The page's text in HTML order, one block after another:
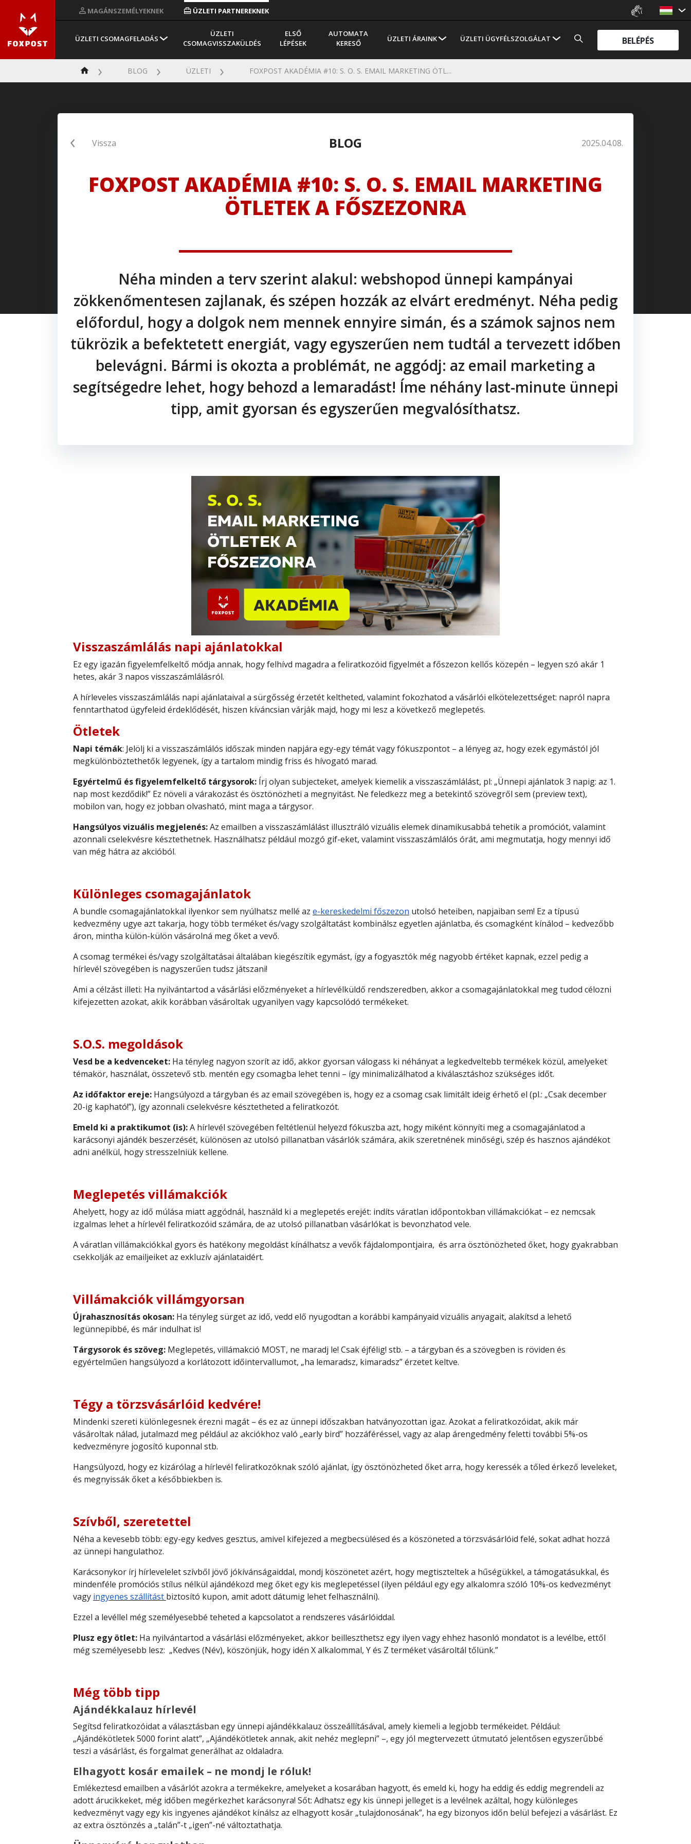
MAGÁNSZEMÉLYEKNEK ÜZLETI PARTNEREKNEK
ÜZLETI CSOMAGFELADÁS
ÜZLETI
CSOMAGVISSZAKÜLDÉS
AUTOMATA
KERESŐ
ÜZLETI ÁRAINK
ELSŐ
LÉPÉSEK
ÜZLETI ÜGYFÉLSZOLGÁLAT BELÉPÉS
BLOG ÜZLETI FOXPOST AKADÉMIA #10: S. O. S. EMAIL MARKETING ÖTL...
Vissza BLOG 2025.04.08.
FOXPOST AKADÉMIA #10: S. O. S. EMAIL MARKETING
ÖTLETEK A FŐSZEZONRA
Néha minden a terv szerint alakul: webshopod ünnepi kampányai
zökkenőmentesen zajlanak, és szépen hozzák az elvárt eredményt. Néha pedig
előfordul, hogy a dolgok nem mennek ennyire simán, és a számok sajnos nem
tükrözik a befektetett energiát, vagy egyszerűen nem tudtál a tervezett időben
belevágni. Bármi is okozta a problémát, ne aggódj: az email marketing a
segítségedre lehet, hogy behozd a lemaradást! Íme néhány last-minute ünnepi
tipp, amit gyorsan és egyszerűen megvalósíthatsz.
Visszaszámlálás napi ajánlatokkal
Ez egy igazán figyelemfelkeltő módja annak, hogy felhívd magadra a feliratkozóid figyelmét a főszezon kellős közepén – legyen szó akár 1
hetes, akár 3 napos visszaszámlálásról.
A hírleveles visszaszámlálás napi ajánlataival a sürgősség érzetét keltheted, valamint fokozhatod a vásárlói elkötelezettséget: napról napra
fenntarthatod ügyfeleid érdeklődését, hiszen kíváncsian várják majd, hogy mi lesz a következő meglepetés.
Ötletek
Napi témák: Jelölj ki a visszaszámlálós időszak minden napjára egy-egy témát vagy fókuszpontot – a lényeg az, hogy ezek egymástól jól
megkülönböztethetők legyenek, így a tartalom mindig friss és hívogató marad.
Egyértelmű és figyelemfelkeltő tárgysorok: Írj olyan subjecteket, amelyek kiemelik a visszaszámlálást, pl: „Ünnepi ajánlatok 3 napig: az 1.
nap most kezdődik!” Ez növeli a várakozást és ösztönözheti a megnyitást. Ne feledkezz meg a betekintő szövegről sem (preview text),
mobilon van, hogy ez jobban olvasható, mint maga a tárgysor.
Hangsúlyos vizuális megjelenés:Az emailben a visszaszámlálást illusztráló vizuális elemek dinamikusabbá tehetik a promóciót, valamint
azonnali cselekvésre késztethetnek. Használhatsz például mozgó gif-eket, valamint visszaszámlálós órát, ami megmutatja, hogy mennyi idő
van még hátra az akcióból.
Különleges csomagajánlatok
A bundle csomagajánlatokkal ilyenkor sem nyúlhatsz mellé az e-kereskedelmi főszezon utolsó heteiben, napjaiban sem! Ez a típusú
kedvezmény ugye azt takarja, hogy több terméket és/vagy szolgáltatást kombinálsz egyetlen ajánlatba, és csomagként kínálod – kedvezőbb
áron, mintha külön-külön vásárolná meg őket a vevő.
A csomag termékei és/vagy szolgáltatásai általában kiegészítik egymást, így a fogyasztók még nagyobb értéket kapnak, ezzel pedig a
hírlevél szövegében is nagyszerűen tudsz játszani!
Ami a célzást illeti: Ha nyilvántartod a vásárlási előzményeket a hírlevélküldő rendszeredben, akkor a csomagajánlatokkal meg tudod célozni
kifejezetten azokat, akik korábban vásároltak ugyanilyen vagy kapcsolódó termékeket.
S.O.S. megoldások
Vesd be a kedvenceket: Ha tényleg nagyon szorít az idő, akkor gyorsan válogass ki néhányat a legkedveltebb termékek közül, amelyeket
témakör, használat, összetevő stb. mentén egy csomagba lehet tenni – így minimalizálhatod a kiválasztáshoz szükséges időt.
Az időfaktor ereje: Hangsúlyozd a tárgyban és az email szövegében is, hogy ez a csomag csak limitált ideig érhető el (pl.: „Csak december
20-ig kapható!”), így azonnali cselekvésre késztetheted a feliratkozót.
Emeld ki a praktikumot (is):A hírlevél szövegében feltétlenül helyezd fókuszba azt, hogy miként könnyíti meg a csomagajánlatod a
karácsonyi ajándék beszerzését, különösen az utolsó pillanatban vásárlók számára, akik szeretnének minőségi, szép és hasznos ajándékot
adni anélkül, hogy stresszelniük kellene.
Meglepetés villámakciók
Ahelyett, hogy az idő múlása miatt aggódnál, használd ki a meglepetés erejét: indíts váratlan időpontokban villámakciókat – ez nemcsak
izgalmas lehet a hírlevél feliratkozóid számára, de az utolsó pillanatban vásárlókat is bevonzhatod vele.
A váratlan villámakciókkal gyors és hatékony megoldást kínálhatsz a vevők fájdalompontjaira, és arra ösztönözheted őket, hogy gyakrabban
csekkolják az emailjeiket az exkluzív ajánlataidért.
Villámakciók villámgyorsan
Újrahasznosítás okosan: Ha tényleg sürget az idő, vedd elő nyugodtan a korábbi kampányaid vizuális anyagait, alakítsd a lehető
legünnepibbé, és már indulhat is!
Tárgysorok és szöveg: Meglepetés, villámakció MOST, ne maradj le! Csak éjfélig! stb. – a tárgyban és a szövegben is röviden és
egyértelműen hangsúlyozd a korlátozott időintervallumot, „ha lemaradsz, kimaradsz” érzetet keltve.
Tégy a törzsvásárlóid kedvére!
Mindenki szereti különlegesnek érezni magát – és ez az ünnepi időszakban hatványozottan igaz. Azokat a feliratkozóidat, akik már
vásároltak nálad, jutalmazd meg például az akciókhoz való „early bird” hozzáféréssel, vagy az alap árengedmény feletti további 5%-os
kedvezményre jogosító kuponnal stb.
Hangsúlyozd, hogy ez kizárólag a hírlevél feliratkozóknak szóló ajánlat, így ösztönözheted őket arra, hogy keressék a tőled érkező leveleket,
és megnyissák őket a későbbiekben is.
Szívből, szeretettel
Néha a kevesebb több: egy-egy kedves gesztus, amivel kifejezed a megbecsülésed és a köszöneted a törzsvásárlóid felé, sokat adhat hozzá
az ünnepi hangulathoz.
Karácsonykor írj hírlevelelet szívből jövő jókívánságaiddal, mondj köszönetet azért, hogy megtiszteltek a hűségükkel, a támogatásukkal, és
mindenféle promóciós stílus nélkül ajándékozd meg őket egy kis meglepetéssel (ilyen például egy egy alkalomra szóló 10%-os kedvezményt
vagy ingyenes szállítást biztosító kupon, amit adott dátumig lehet felhasználni).
Ezzel a levéllel még személyesebbé teheted a kapcsolatot a rendszeres vásárlóiddal.
Plusz egy ötlet: Ha nyilvántartod a vásárlási előzményeket, akkor beilleszthetsz egy ilyen vagy ehhez hasonló mondatot is a levélbe, ettől
még személyesebb lesz: „Kedves (Név), köszönjük, hogy idén X alkalommal, Y és Z terméket vásároltál tőlünk.”
Még több tipp
Ajándékkalauz hírlevél
Segítsd feliratkozóidat a választásban egy ünnepi ajándékkalauz összeállításával, amely kiemeli a legjobb termékeidet. Például:
„Ajándékötletek 5000 forint alatt”, „Ajándékötletek annak, akit nehéz meglepni” –, egy jól megtervezett útmutató jelentősen egyszerűbbé
teszi a vásárlást, és forgalmat generálhat az oldaladra.
Elhagyott kosár emailek – ne mondj le róluk!
Emlékeztesd emailben a vásárlót azokra a termékekre, amelyeket a kosarában hagyott, és emeld ki, hogy ha eddig és eddig megrendeli az
adott árucikkeket, még időben megérkezhet karácsonyra! Sőt: Adhatsz egy kis ünnepi jelleget is a levélnek azáltal, hogy különleges
kedvezményt vagy egy kis ingyenes ajándékot kínálsz az elhagyott kosár „tulajdonosának”, ha egy bizonyos időn belül befejezi a vásárlást. Ez
az extra ösztönzés a „talán”-t „igen”-né változtathatja.